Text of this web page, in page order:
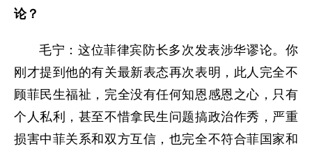
论？
毛宁：这位菲律宾防长多次发表涉华谬论。你
刚才提到他的有关最新表态再次表明，此人完全不
顾菲民生福祉，完全没有任何知恩感恩之心，只有
个人私利，甚至不惜拿民生问题搞政治作秀，严重
损害中菲关系和双方互信，也完全不符合菲国家和